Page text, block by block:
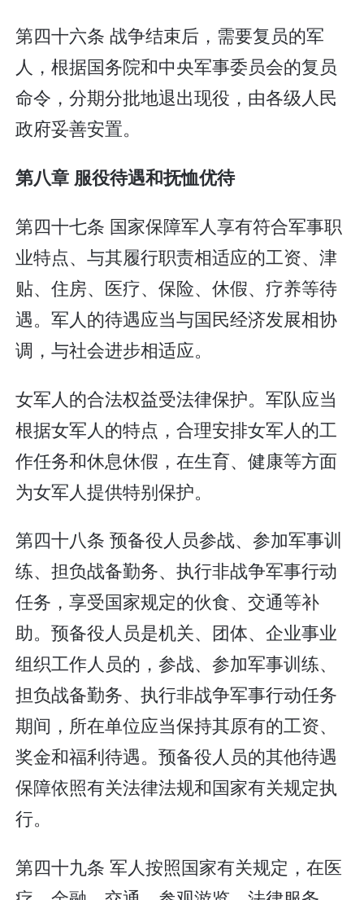
第四十六条 战争结束后，需要复员的军
人，根据国务院和中央军事委员会的复员
命令，分期分批地退出现役，由各级人民
政府妥善安置。
第八章 服役待遇和抚恤优待
第四十七条 国家保障军人享有符合军事职
业特点、与其履行职责相适应的工资、津
贴、住房、医疗、保险、休假、疗养等待
遇。军人的待遇应当与国民经济发展相协
调，与社会进步相适应。
女军人的合法权益受法律保护。军队应当
根据女军人的特点，合理安排女军人的工
作任务和休息休假，在生育、健康等方面
为女军人提供特别保护。
第四十八条 预备役人员参战、参加军事训
练、担负战备勤务、执行非战争军事行动
任务，享受国家规定的伙食、交通等补
助。预备役人员是机关、团体、企业事业
组织工作人员的，参战、参加军事训练、
担负战备勤务、执行非战争军事行动任务
期间，所在单位应当保持其原有的工资、
奖金和福利待遇。预备役人员的其他待遇
保障依照有关法律法规和国家有关规定执
行。
第四十九条 军人按照国家有关规定，在医